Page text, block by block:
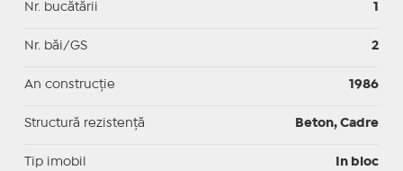
Nr. bucătării 1
Nr. băi/GS 2
An construcție 1986
Structură rezistență Beton, Cadre
Tip imobil In bloc